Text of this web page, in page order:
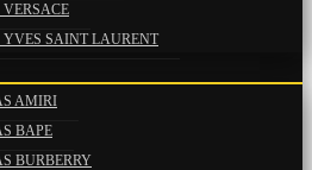
YVES SAINT LAURENT
AMIRI
BAPE
BURBERRY